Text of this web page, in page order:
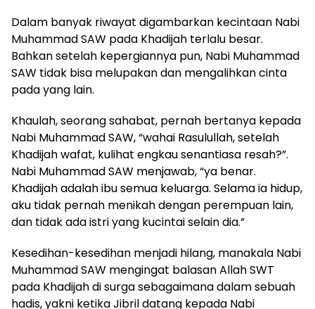
Dalam banyak riwayat digambarkan kecintaan Nabi
Muhammad SAW pada Khadijah terlalu besar.
Bahkan setelah kepergiannya pun, Nabi Muhammad
SAW tidak bisa melupakan dan mengalihkan cinta
pada yang lain.
Khaulah, seorang sahabat, pernah bertanya kepada
Nabi Muhammad SAW, “wahai Rasulullah, setelah
Khadijah wafat, kulihat engkau senantiasa resah?”.
Nabi Muhammad SAW menjawab, “ya benar.
Khadijah adalah ibu semua keluarga. Selama ia hidup,
aku tidak pernah menikah dengan perempuan lain,
dan tidak ada istri yang kucintai selain dia.”
Kesedihan-kesedihan menjadi hilang, manakala Nabi
Muhammad SAW mengingat balasan Allah­ SWT
pada Khadijah di surga sebagaimana dalam sebuah
hadis, yakni ketika Jibril datang kepada Nabi